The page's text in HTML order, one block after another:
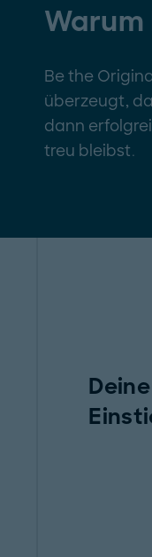
Warum
Be the
überzeugt,
dann
treu bleibst.